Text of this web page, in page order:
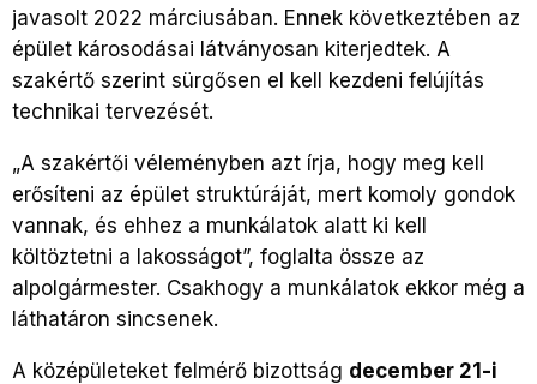
javasolt 2022 márciusában. Ennek következtében az
épület károsodásai látványosan kiterjedtek. A
szakértő szerint sürgősen el kell kezdeni felújítás
technikai tervezését.
„A szakértői véleményben azt írja, hogy meg kell
erősíteni az épület struktúráját, mert komoly gondok
vannak, és ehhez a munkálatok alatt ki kell
költöztetni a lakosságot”, foglalta össze az
alpolgármester. Csakhogy a munkálatok ekkor még a
láthatáron sincsenek.
A középületeket felmérő bizottság december 21-i